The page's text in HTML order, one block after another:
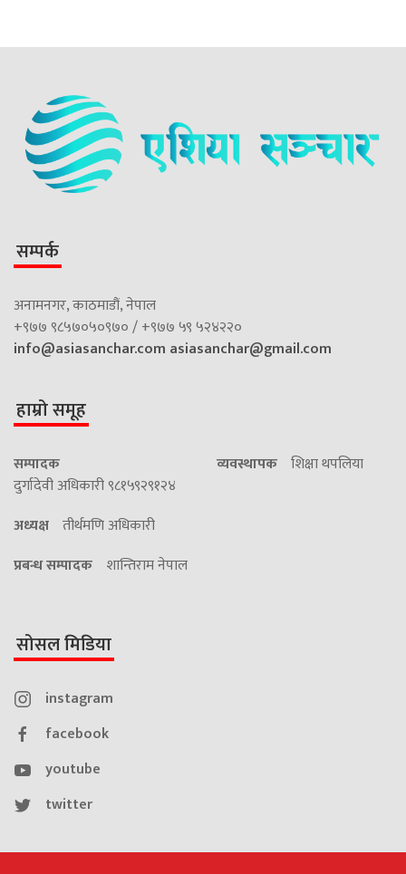
सम्पर्क
अनामनगर, काठमाडौं, नेपाल
+९७७ ९८५७०५०९७० / +९७७ ५९ ५२४२२०
info@asiasanchar.com asiasanchar@gmail.com
हाम्रो समूह
सम्पादक
दुर्गादेवी अधिकारी ९८१५९२९१२४
व्यवस्थापक शिक्षा थपलिया
अध्यक्ष तीर्थमणि अधिकारी
प्रबन्ध सम्पादक शान्तिराम नेपाल
सोसल मिडिया
instagram
facebook
youtube
twitter